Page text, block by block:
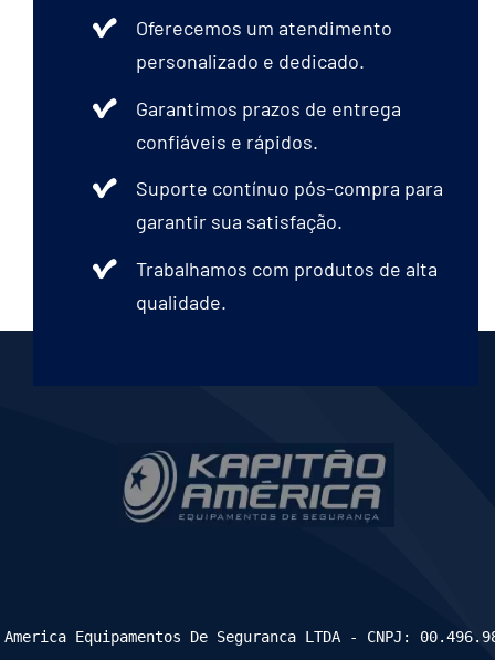
do
produto
Oferecemos um atendimento
personalizado e dedicado.
Garantimos prazos de entrega
confiáveis e rápidos.
Suporte contínuo pós-compra para
garantir sua satisfação.
Trabalhamos com produtos de alta
qualidade.
Equipamentos De Seguranca LTDA - CNPJ: